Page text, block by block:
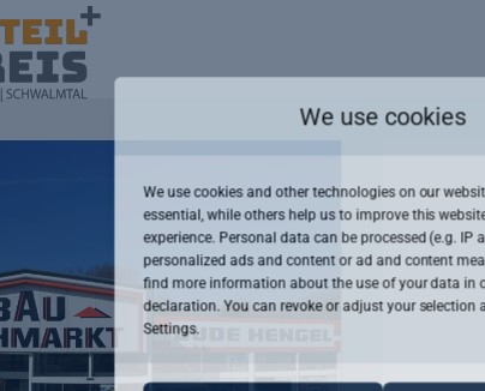
We use cookies
We use cookies and other technologies on our
essential, while others help us to improve this
experience. Personal data can be processed (e.g. IP
personalized ads and content or ad and content
find more information about the use of your data in
declaration. You can revoke or adjust your selection
Settings.